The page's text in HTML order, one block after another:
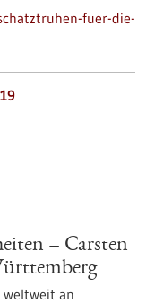
fuer-die-
– Carsten
weltweit an